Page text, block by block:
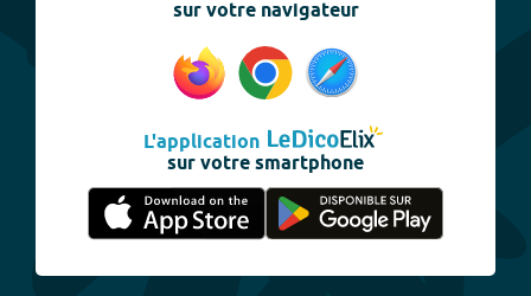
sur votre navigateur
L'application
sur votre smartphone